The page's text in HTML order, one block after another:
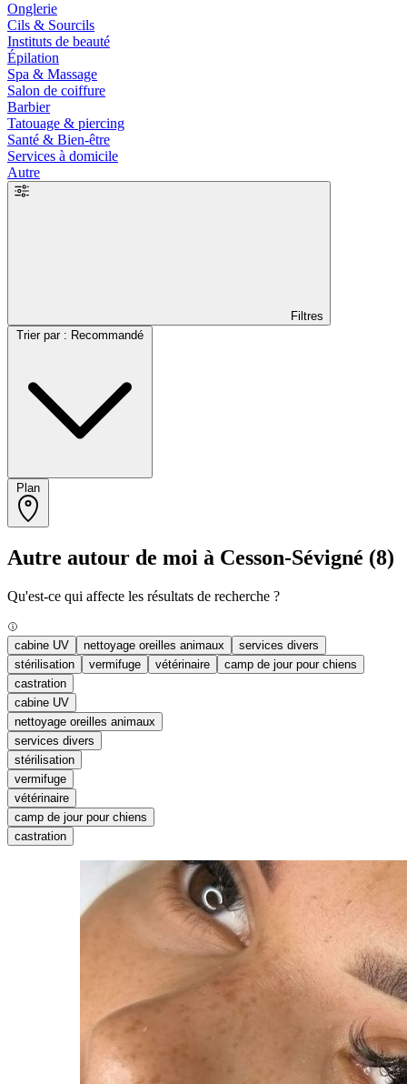
Onglerie
Cils & Sourcils
Instituts de beauté
Épilation
Spa & Massage
Salon de coiffure
Barbier
Tatouage & piercing
Santé & Bien-être
Services à domicile
Autre
Filtres
Autre autour de moi à Cesson-Sévigné (8)
Qu'est-ce qui affecte les résultats de recherche ?
cabine UV nettoyage oreilles animaux
services divers
stérilisation
vermifuge vétérinaire
camp de jour pour chiens
castration
cabine UV
nettoyage oreilles animaux
services divers
stérilisation
vermifuge
vétérinaire
camp de jour pour chiens
castration